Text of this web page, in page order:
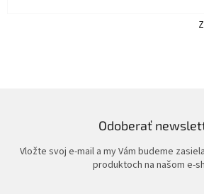
Odoberať
Vložte svoj e-mail a my Vám budeme
produktoch na našom e-